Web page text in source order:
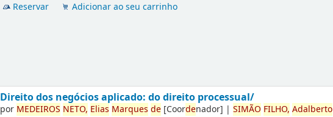
Reservar Adicionar ao seu carrinho
Direito dos negócios aplicado: do direito processual/
por MEDEIROS NETO, Elias Marques de [Coordenador] |SIMÃO FILHO, Adalberto